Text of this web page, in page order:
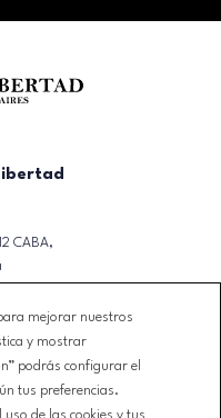
CABA,
mejorar nuestros
y mostrar
podrás configurar el
tus preferencias.